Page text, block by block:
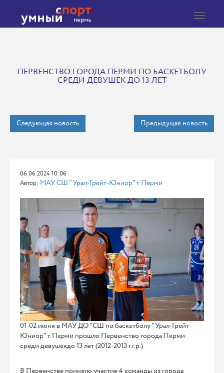
Toggle
ПЕРВЕНСТВО ГОРОДА ПЕРМИ ПО БАСКЕТБОЛУ
СРЕДИ ДЕВУШЕК ДО 13 ЛЕТ
Следующая новость Предыдущая новость
06.06.2024 10:06
Автор: МАУ СШ "Урал-Грейт-Юниор" г. Перми
01-02 июня в МАУ ДО "СШ по баскетболу "Урал-Грейт-
Юниор" г. Перми прошло Первенство города Перми
среди девушекдо 13 лет (2012-2013 г.г.р.)